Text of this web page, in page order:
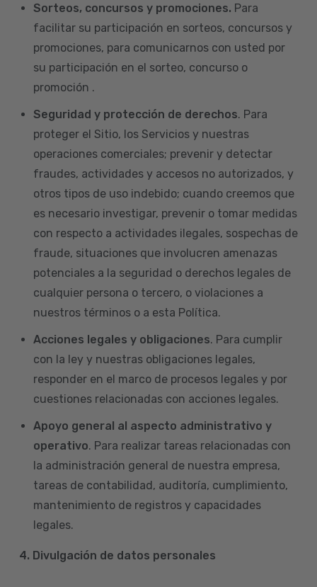
Sorteos, concursos y promociones. Para
facilitar su participación en sorteos, concursos y
promociones, para comunicarnos con usted por
su participación en el sorteo, concurso o
promoción .
Seguridad y protección de derechos. Para
proteger el Sitio, los Servicios y nuestras
operaciones comerciales; prevenir y detectar
fraudes, actividades y accesos no autorizados, y
otros tipos de uso indebido; cuando creemos que
es necesario investigar, prevenir o tomar medidas
con respecto a actividades ilegales, sospechas de
fraude, situaciones que involucren amenazas
potenciales a la seguridad o derechos legales de
cualquier persona o tercero, o violaciones a
nuestros términos o a esta Política.
Acciones legales y obligaciones. Para cumplir
con la ley y nuestras obligaciones legales,
responder en el marco de procesos legales y por
cuestiones relacionadas con acciones legales.
Apoyo general al aspecto administrativo y
operativo. Para realizar tareas relacionadas con
la administración general de nuestra empresa,
tareas de contabilidad, auditoría, cumplimiento,
mantenimiento de registros y capacidades
legales.
4. Divulgación de datos personales